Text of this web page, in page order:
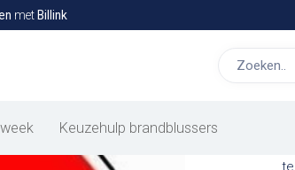
metBillink
Keuzehulp brandblussers